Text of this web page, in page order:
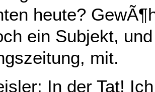
heute?
ein Subjekt,
mit.
In der Tat!